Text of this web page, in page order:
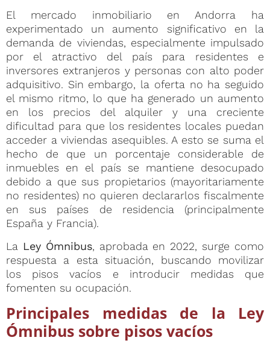
El mercado inmobiliario en Andorra ha
experimentado un aumento significativo en la
demanda de viviendas, especialmente impulsado
por el atractivo del país para residentes e
inversores extranjeros y personas con alto poder
adquisitivo. Sin embargo, la oferta no ha seguido
el mismo ritmo, lo que ha generado un aumento
en los precios del alquiler y una creciente
dificultad para que los residentes locales puedan
acceder a viviendas asequibles. A esto se suma el
hecho de que un porcentaje considerable de
inmuebles en el país se mantiene desocupado
debido a que sus propietarios (mayoritariamente
no residentes) no quieren declararlos fiscalmente
en sus países de residencia (principalmente
España y Francia).
La Ley Ómnibus, aprobada en 2022, surge como
respuesta a esta situación, buscando movilizar
los pisos vacíos e introducir medidas que
fomenten su ocupación.
Principales medidas de la Ley
Ómnibus sobre pisos vacíos